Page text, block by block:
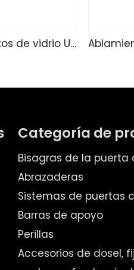
Ablamientos de vidrio U4188
Categoría de
Bisagras de la puerta
Abrazaderas
Sistemas de puertas
Barras de apoyo
Perillas
Accesorios de dosel,